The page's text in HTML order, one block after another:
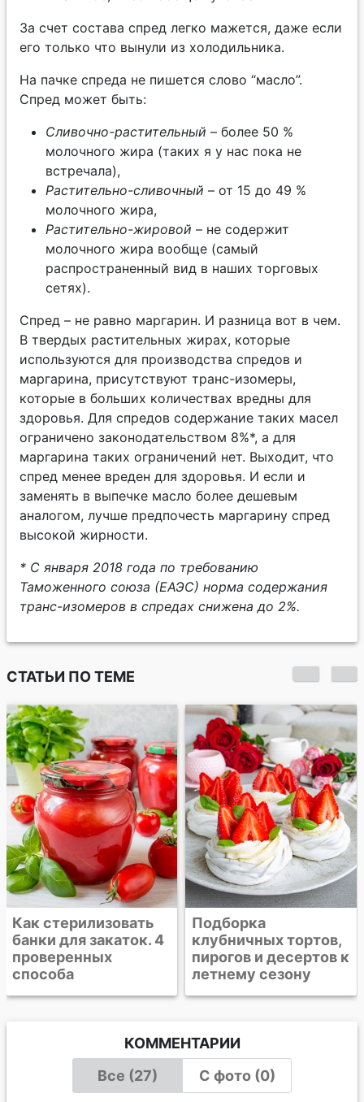
За счет состава спред легко мажется, даже если
его только что вынули из холодильника.
На пачке спреда не пишется слово “масло”.
Спред может быть:
Сливочно-растительный – более 50 %
молочного жира (таких я у нас пока не
встречала),
Растительно-сливочный – от 15 до 49 %
молочного жира,
Растительно-жировой – не содержит
молочного жира вообще (самый
распространенный вид в наших торговых
сетях).
Спред – не равно маргарин. И разница вот в чем.
В твердых растительных жирах, которые
используются для производства спредов и
маргарина, присутствуют транс-изомеры,
которые в больших количествах вредны для
здоровья. Для спредов содержание таких масел
ограничено законодательством 8%*, а для
маргарина таких ограничений нет. Выходит, что
спред менее вреден для здоровья. И если и
заменять в выпечке масло более дешевым
аналогом, лучше предпочесть маргарину спред
высокой жирности.
* С января 2018 года по требованию
Таможенного союза (ЕАЭС) норма содержания
транс-изомеров в спредах снижена до 2%.
СТАТЬИ ПО ТЕМЕ
Подборка
клубничных тортов,
пирогов и десертов к
летнему сезону
Подборка рецептов
к посту. Постные
горячие блюда,
супы, салаты и
КОММЕНТАРИИ
Все (27)
С фото (0)